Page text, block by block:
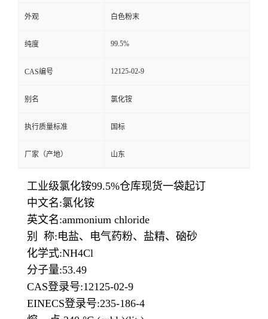
外观 白色粉末
纯度 99.5%
CAS编号 12125-02-9
别名 氯化铵
执行质量标准 国标
厂家（产地） 山东
工业级氯化铵99.5%仓库现货一袋起订
中文名:氯化铵
英文名:ammonium chloride
别 称:电盐、电气药粉、盐精、硇砂
化学式:NH4Cl
分子量:53.49
CAS登录号:12125-02-9
EINECS登录号:235-186-4